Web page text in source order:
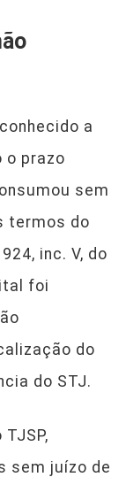
a
o prazo
sem
termos do
inc. V, do
foi
do
do STJ.
sem juízo de